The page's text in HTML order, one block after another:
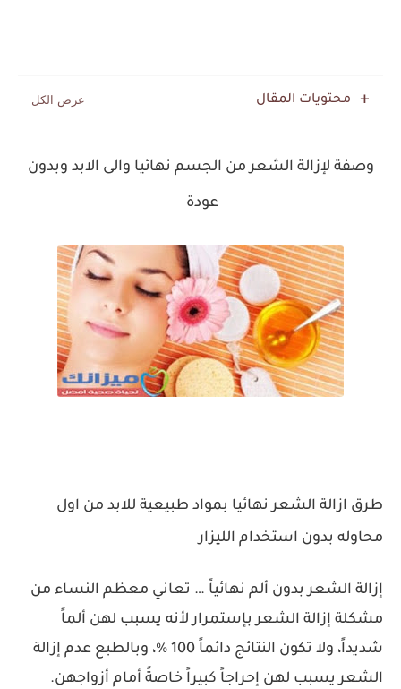
محتويات المقال
وصفة لإزالة الشعر من الجسم نهائيا والى الابد وبدون
عودة
طرق ازالة الشعر نهائيا بمواد طبيعية للابد من اول
محاوله بدون استخدام الليزار
إزالة الشعر بدون ألم نهائياً … تعاني معظم النساء من
مشكلة إزالة الشعر بإستمرار لأنه يسبب لهن ألماً
شديداً، ولا تكون النتائج دائماً 100 %، وبالطبع عدم إزالة
الشعر يسبب لهن إحراجاً كبيراً خاصةً أمام أزواجهن.